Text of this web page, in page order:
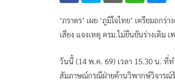
‘ภราดร’ เผย ‘ภูมิใจไทย’ เตรียมถ
เสียง แจงเหตุ ครม.ไม่ยืนยันร่างเดิม
วันนี้ (14 พ.ค. 69) เวลา 15.30 น. ที่ท
สัมภาษณ์กรณีฝ่ายค้านวิพากษ์วิจารณ์รั